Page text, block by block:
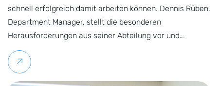
schnell erfolgreich damit arbeiten können. Dennis Rüben,
Department Manager, stellt die besonderen
Herausforderungen aus seiner Abteilung vor und…
Weiterlesen